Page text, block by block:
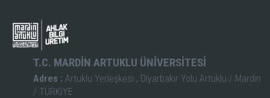
T.C. MARDİN ARTUKLU ÜNİVERSİTESİ
Adres : Artuklu Yerleşkesi , Diyarbakır Yolu Artuklu / Mardin
/ TÜRKİYE